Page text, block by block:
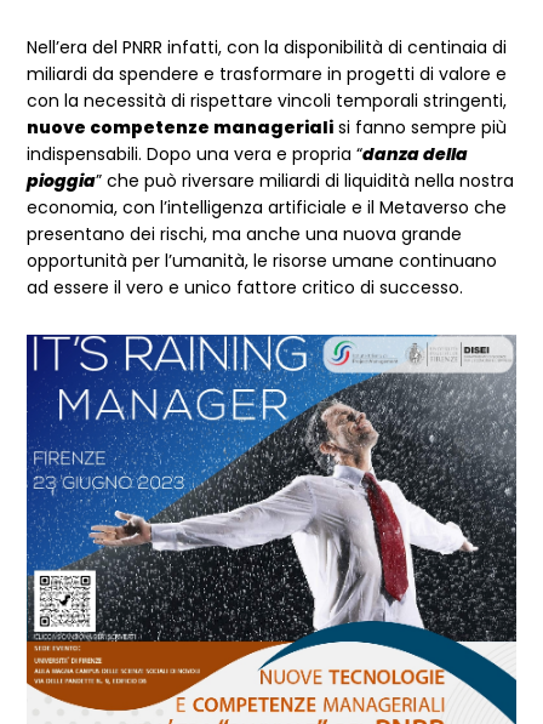
Nell’era del PNRR infatti, con la disponibilità di centinaia di
miliardi da spendere e trasformare in progetti di valore e
con la necessità di rispettare vincoli temporali stringenti,
nuove competenze manageriali si fanno sempre più
indispensabili. Dopo una vera e propria “danza della
pioggia” che può riversare miliardi di liquidità nella nostra
economia, con l’intelligenza artificiale e il Metaverso che
presentano dei rischi, ma anche una nuova grande
opportunità per l’umanità, le risorse umane continuano
ad essere il vero e unico fattore critico di successo.